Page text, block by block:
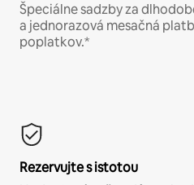
Špeciálne sadzby za
a jednorazová mesačná
poplatkov.*
Rezervujte s istotou